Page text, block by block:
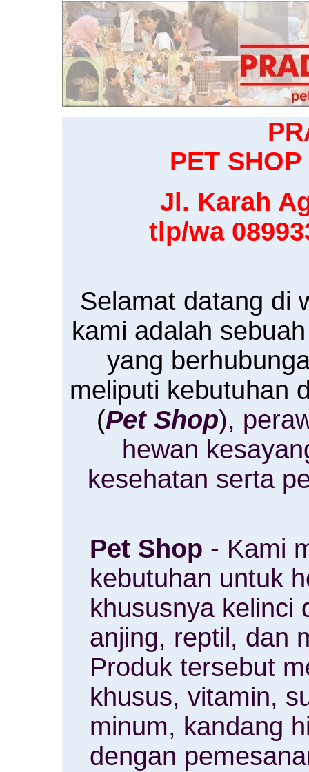
PET
Jl. Karah
tlp/wa
Selamat datang di
kami adalah
yang
meliputi kebutuhan
(Pet Shop),
hewan
kesehatan serta
Pet Shop - Kami
kebutuhan untuk
khususnya kelinci
anjing, reptil, dan
Produk tersebut
khusus, vitamin,
minum, kandang
dengan